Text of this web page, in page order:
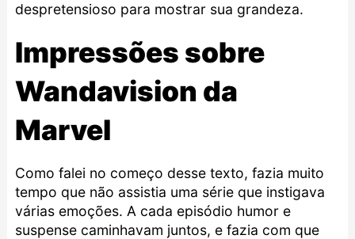
despretensioso para mostrar sua grandeza.
Impressões sobre
Wandavision da
Marvel
Como falei no começo desse texto, fazia muito
tempo que não assistia uma série que instigava
várias emoções. A cada episódio humor e
suspense caminhavam juntos, e fazia com que